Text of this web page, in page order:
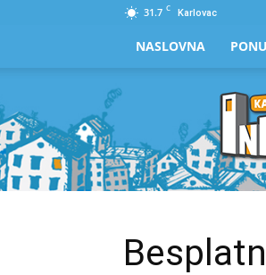
31.7 C Karlovac
NASLOVNA
Karlovački